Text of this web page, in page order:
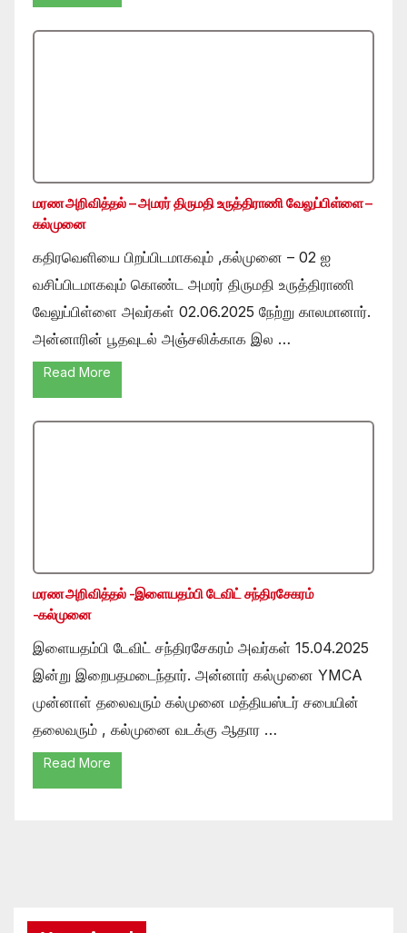
மரண அறிவித்தல் – அமரர் திருமதி உருத்திராணி வேலுப்பிள்ளை –
கல்முனை
கதிரவெளியை பிறப்பிடமாகவும் ,கல்முனை – 02 ஐ
வசிப்பிடமாகவும் கொண்ட அமரர் திருமதி உருத்திராணி
வேலுப்பிள்ளை அவர்கள் 02.06.2025 நேற்று காலமானார்.
அன்னாரின் பூதவுடல் அஞ்சலிக்காக இல …
Read More
மரண அறிவித்தல் -இளையதம்பி டேவிட் சந்திரசேகரம்
-கல்முனை
இளையதம்பி டேவிட் சந்திரசேகரம் அவர்கள் 15.04.2025
இன்று இறைபதமடைந்தார். அன்னார் கல்முனை YMCA
முன்னாள் தலைவரும் கல்முனை மத்தியஸ்டர் சபையின்
தலைவரும் , கல்முனை வடக்கு ஆதார …
Read More